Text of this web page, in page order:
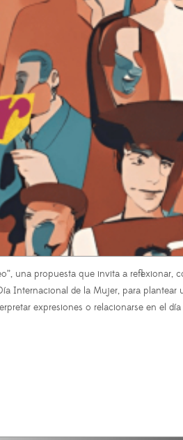
una propuesta que invita a reflexionar,
Internacional de la Mujer, para plantear
expresiones o relacionarse en el